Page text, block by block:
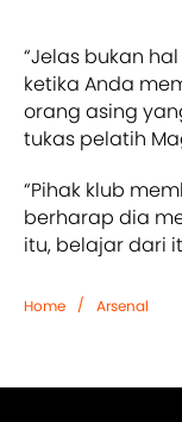
“Jelas bukan
ketika Anda
orang asing
tukas pelatih
“Pihak klub
berharap dia
itu, belajar dari
Home / Arsenal